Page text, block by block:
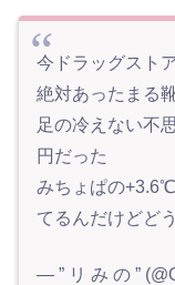
今ドラッグスト
絶対あったまる
足の冷えない不
円だった
みちょぱの
てるんだけどど
— ” リ み の ”